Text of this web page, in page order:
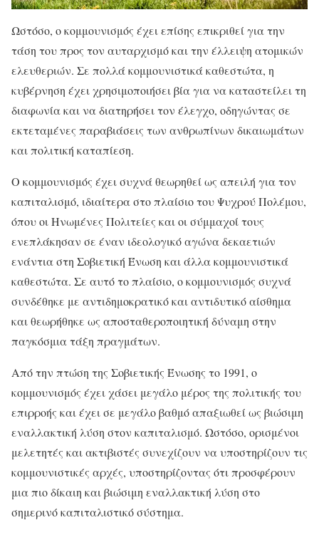
Ωστόσο, ο κομμουνισμός έχει επίσης επικριθεί για την
τάση του προς τον αυταρχισμό και την έλλειψη ατομικών
ελευθεριών. Σε πολλά κομμουνιστικά καθεστώτα, η
κυβέρνηση έχει χρησιμοποιήσει βία για να καταστείλει τη
διαφωνία και να διατηρήσει τον έλεγχο, οδηγώντας σε
εκτεταμένες παραβιάσεις των ανθρωπίνων δικαιωμάτων
και πολιτική καταπίεση.
Ο κομμουνισμός έχει συχνά θεωρηθεί ως απειλή για τον
καπιταλισμό, ιδιαίτερα στο πλαίσιο του Ψυχρού Πολέμου,
όπου οι Ηνωμένες Πολιτείες και οι σύμμαχοί τους
ενεπλάκησαν σε έναν ιδεολογικό αγώνα δεκαετιών
ενάντια στη Σοβιετική Ένωση και άλλα κομμουνιστικά
καθεστώτα. Σε αυτό το πλαίσιο, ο κομμουνισμός συχνά
συνδέθηκε με αντιδημοκρατικό και αντιδυτικό αίσθημα
και θεωρήθηκε ως αποσταθεροποιητική δύναμη στην
παγκόσμια τάξη πραγμάτων.
Από την πτώση της Σοβιετικής Ένωσης το 1991, ο
κομμουνισμός έχει χάσει μεγάλο μέρος της πολιτικής του
επιρροής και έχει σε μεγάλο βαθμό απαξιωθεί ως βιώσιμη
εναλλακτική λύση στον καπιταλισμό. Ωστόσο, ορισμένοι
μελετητές και ακτιβιστές συνεχίζουν να υποστηρίζουν τις
κομμουνιστικές αρχές, υποστηρίζοντας ότι προσφέρουν
μια πιο δίκαιη και βιώσιμη εναλλακτική λύση στο
σημερινό καπιταλιστικό σύστημα.